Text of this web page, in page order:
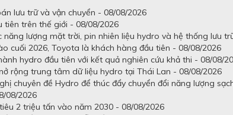
lưu trữ và vận chuyển - 08/08/2026
trên thế giới - 08/08/2026
lượng mặt trời, pin nhiên liệu hydro và hệ thống lưu
cuối 2026, Toyota là khách hàng đầu tiên - 08/08/2026
hydro đầu tiên với kết quả nghiên cứu khả thi - 08/08/
rộng trung tâm dữ liệu hydro tại Thái Lan - 08/08/2026
chuyên đề Hydro để thúc đẩy chuyển đổi năng lượng
08/2026
2 triệu tấn vào năm 2030 - 08/08/2026